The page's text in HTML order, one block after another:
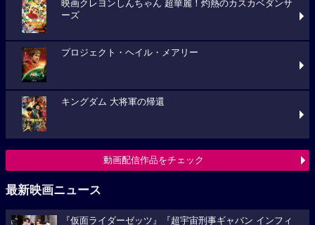
映画クレヨンしんちゃん 超華麗！灼熱のカスカベダンサ
ーズ
プロジェクト・ヘイル・メアリー
キングダム 大将軍の帰還
動画配信作品をチェック
最新映画ニュース
『仮面ライダーゼッツ』『超宇宙刑事ギャバン インフィ